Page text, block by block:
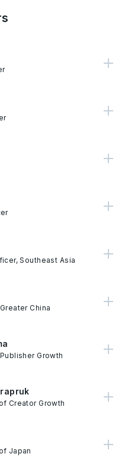
Southeast Asia
China
Growth
Creator Growth
Japan